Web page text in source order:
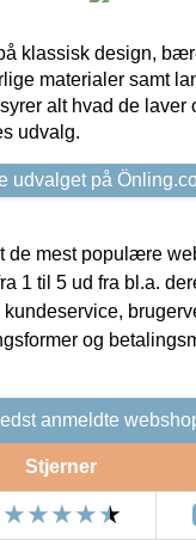
klassisk design,
materialer samt
alt hvad de laver
udvalg.
udvalget på
de mest populære
1 til 5 ud fra bl.a.
og
anmeldte
Stjerner